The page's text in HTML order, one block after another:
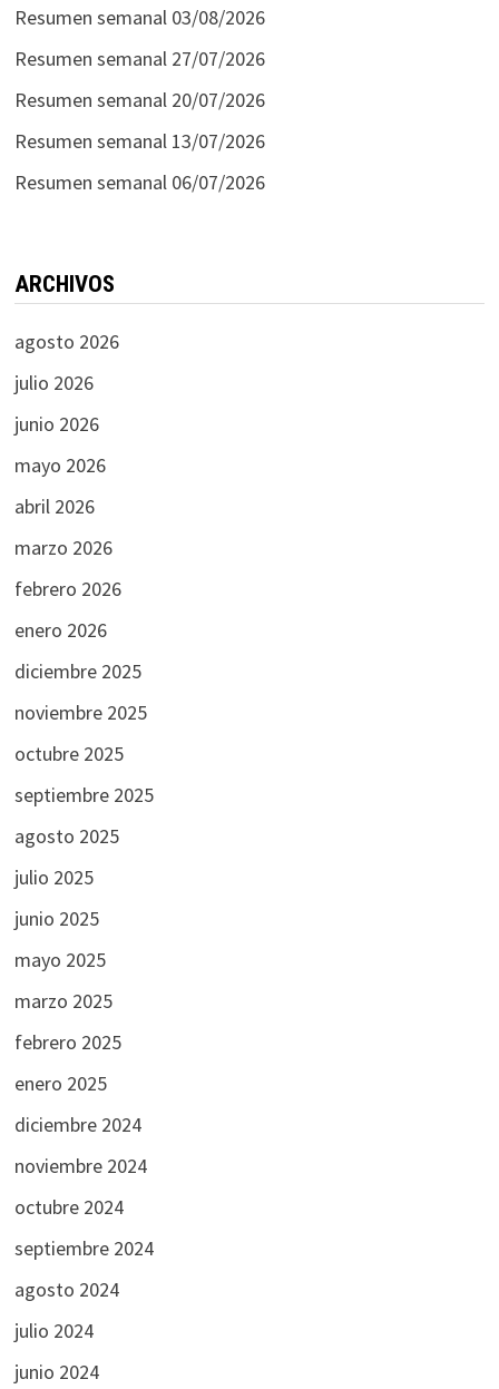
Resumen semanal 03/08/2026
Resumen semanal 27/07/2026
Resumen semanal 20/07/2026
Resumen semanal 13/07/2026
Resumen semanal 06/07/2026
ARCHIVOS
agosto 2026
julio 2026
junio 2026
mayo 2026
abril 2026
marzo 2026
febrero 2026
enero 2026
diciembre 2025
noviembre 2025
octubre 2025
septiembre 2025
agosto 2025
julio 2025
junio 2025
mayo 2025
marzo 2025
febrero 2025
enero 2025
diciembre 2024
noviembre 2024
octubre 2024
septiembre 2024
agosto 2024
julio 2024
junio 2024